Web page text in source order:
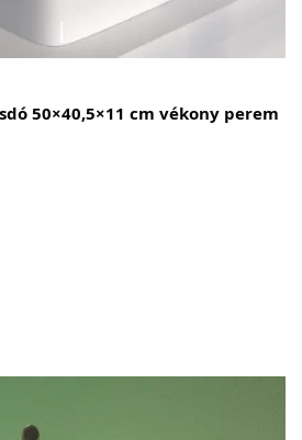
50×40,5×11 cm vékony perem